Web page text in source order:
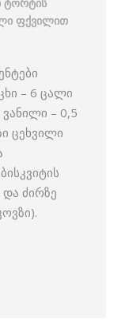
ტორტის
ფქვილით
– 6 ცალი
– 0,5
ცეხვილი
ძირზე